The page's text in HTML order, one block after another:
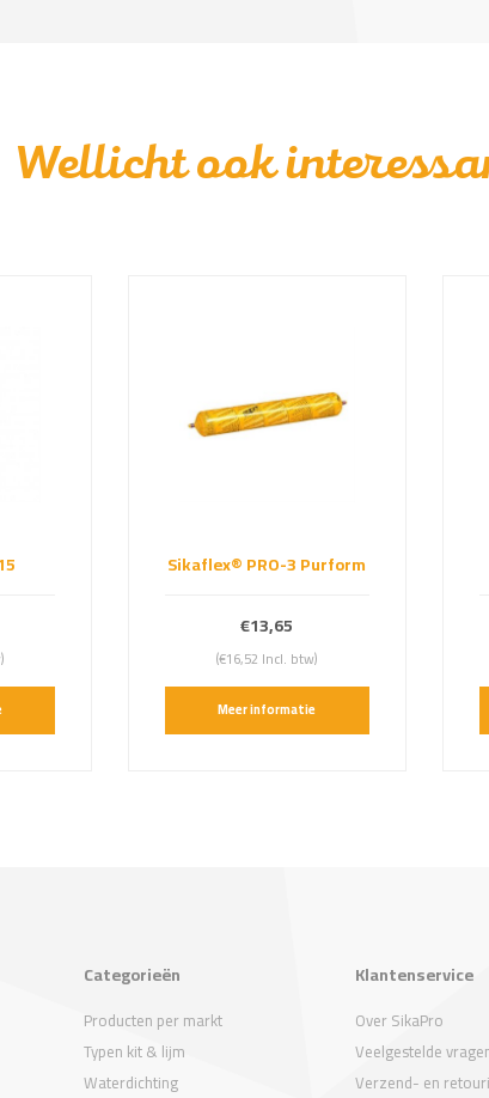
Wellicht ook
Sikaflex® PRO-3 Purform
€13,65
(€16,52 Incl. btw)
Meer informatie
Categorieën
Producten per markt
Typen kit & lijm
Waterdichting
Klantenservice
Over SikaPro
Veelgestelde
Verzend- en